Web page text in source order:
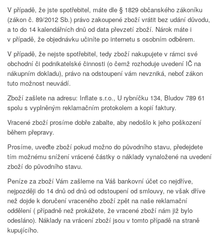
V případě, že jste spotřebitel, máte dle § 1829 občanského zákoníku
(zákon č. 89/2012 Sb.) právo zakoupené zboží vrátit bez udání důvodu,
a to do 14 kalendářních dnů od data převzetí zboží. Nárok máte i
v případě, že objednávku učiníte po internetu s osobním odběrem.
V případě, že nejste spotřebitel, tedy zboží nakupujete v rámci své
obchodní či podnikatelské činnosti (o čemž rozhoduje uvedení IČ na
nákupním dokladu), právo na odstoupení vám nevzniká, neboť zákon
tuto možnost neuvádí.
Zboží zašlete na adresu: Inflate s.r.o., U rybníčku 134, Bludov 789 61
spolu s vyplněným reklamačním protokolem a kopií faktury.
Vracené zboží prosíme dobře zabalte, aby nedošlo k jeho poškození
během přepravy.
Prosíme, uveďte zboží pokud možno do původního stavu, předejdete
tím možnému snížení vrácené částky o náklady vynaložené na uvedení
zboží do původního stavu.
Peníze za zboží Vám zašleme na Váš bankovní účet co nejdříve,
nejpozději do 14 dnů od dnů od odstoupení od smlouvy, ne však dříve
než dojde k doručení vraceného zboží zpět na naše reklamační
oddělení ( případně než prokážete, že vracené zboží nám již bylo
odesláno). Náklady na vrácení zboží jsou v tomto případě na straně
kupujícího.